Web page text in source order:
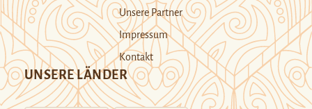
Unsere Partner
Impressum
Kontakt
UNSERE LÄNDER